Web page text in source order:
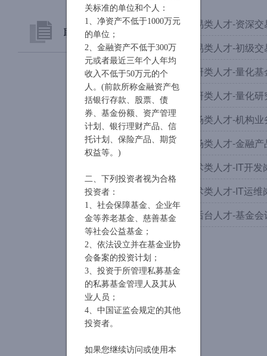
关标准的单位和个人：
1、净资产不低于1000万元
的单位；
2、金融资产不低于300万
元或者最近三年个人年均
收入不低于50万元的个
人。(前款所称金融资产包
括银行存款、股票、债
券、基金份额、资产管理
计划、银行理财产品、信
托计划、保险产品、期货
权益等。)
二、下列投资者视为合格
投资者：
1、社会保障基金、企业年
金等养老基金、慈善基金
等社会公益基金；
2、依法设立并在基金业协
会备案的投资计划；
3、投资于所管理私募基金
的私募基金管理人及其从
业人员；
4、中国证监会规定的其他
投资者。
如果您继续访问或使用本
联系我们
联系方式
人才招聘
交易类人才-资深
交易类人才-初级
投研类人才-量化
投研类人才-量化
市场类人才-机构
市场类人才-金融
技术类人才-IT开发
技术类人才-IT运维
中后台人才-基金